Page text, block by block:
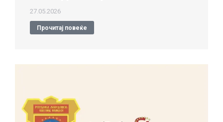
27.05.2026
Прочитај повеќе